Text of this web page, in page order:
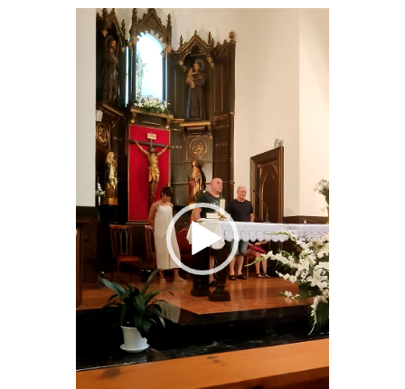
Bideo
erreproduzigailua